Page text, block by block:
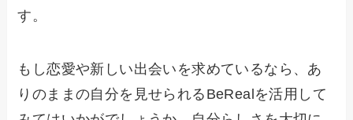
す。
もし恋愛や新しい出会いを求めているなら、あ
りのままの自分を見せられるBeRealを活用して